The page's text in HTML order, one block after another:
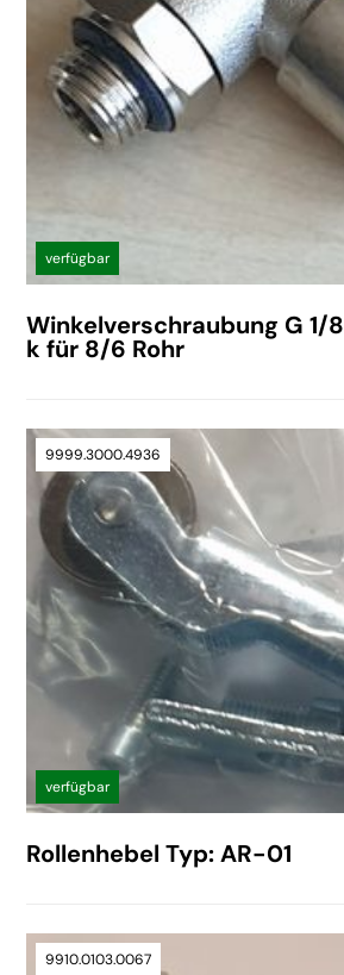
verfügbar
Winkelverschraubung G 1/8
k für 8/6 Rohr
9999.3000.4936
verfügbar
Rollenhebel Typ: AR-01
9910.0103.0067